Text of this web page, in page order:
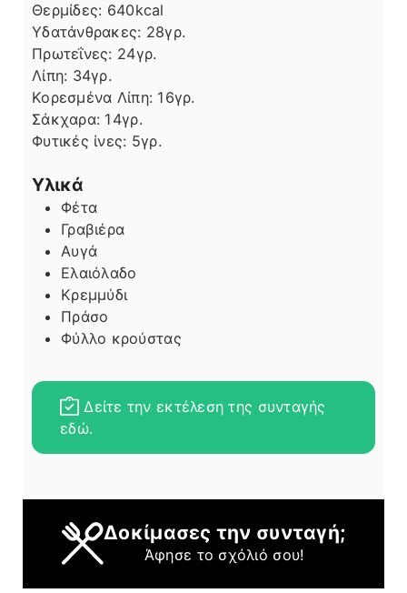
Θερμίδες: 640kcal
Υδατάνθρακες: 28γρ.
Πρωτεΐνες: 24γρ.
Λίπη
Λίπη: 34γρ.
Κορεσμένα Λίπη: 16γρ.
Σάκχαρα: 14γρ.
Φυτικές ίνες: 5γρ.
Υλικά
Φέτα
Γραβιέρα
Αυγά
Ελαιόλαδο
Κρεμμύδι
Πράσο
Φύλλο κρούστας
Δείτε την εκτέλεση της συνταγής
εδώ.
Δοκίμασες την συνταγή;
Άφησε το σχόλιό σου!